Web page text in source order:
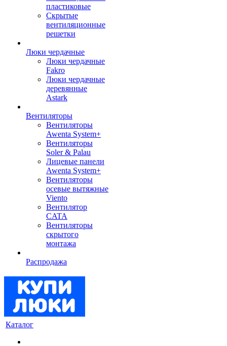
пластиковые
Скрытые
вентиляционные
решетки
Люки чердачные
Люки чердачные
Fakro
Люки чердачные
деревянные
Astark
Вентиляторы
Вентиляторы
Awenta System+
Вентиляторы
Soler & Palau
Лицевые панели
Awenta System+
Вентиляторы
осевые вытяжные
Viento
Вентилятор
CATA
Вентиляторы
скрытого
монтажа
Распродажа
Каталог